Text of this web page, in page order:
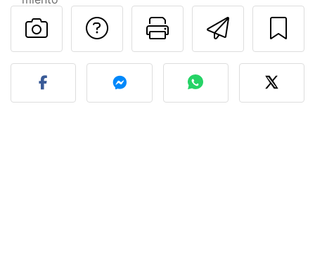
Imprimir
Preguntar al autor
Publicar la foto de esta